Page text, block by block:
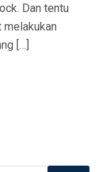
Dan tentu
[…]